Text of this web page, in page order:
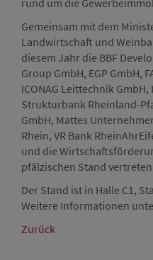
rund um die
Gemeinsam mit dem
Landwirtschaft und
diesem Jahr die BBF
Group GmbH, EGP GmbH,
ICONAG Leittechnik
Strukturbank Rheinland-
GmbH, Mattes
Rhein, VR Bank
und die
pfälzischen Stand
Der Stand ist in Halle C1,
Weitere Informationen
Zurück